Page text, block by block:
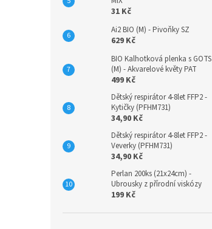
31 Kč
Ai2 BIO (M) - Pivoňky SZ
629 Kč
BIO Kalhotková plenka s GOTS
(M) - Akvarelové květy PAT
499 Kč
Dětský respirátor 4-8let FFP2 -
Kytičky (PFHM731)
34,90 Kč
Dětský respirátor 4-8let FFP2 -
Veverky (PFHM731)
34,90 Kč
Perlan 200ks (21x24cm) -
Ubrousky z přírodní viskózy
199 Kč